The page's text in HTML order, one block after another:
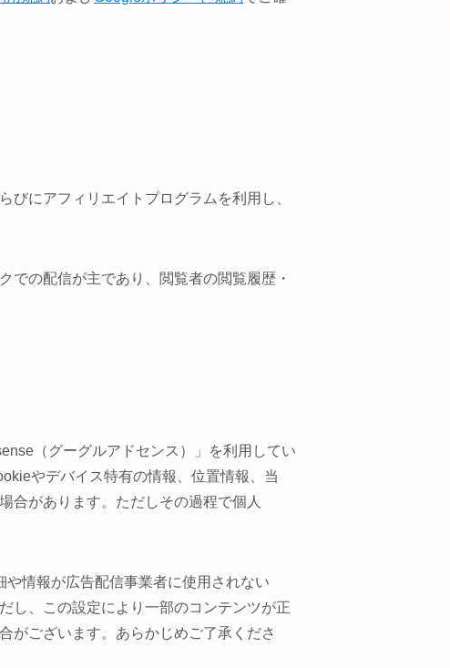
びにアフィリエイトプログラムを利用し、
での配信が主であり、閲覧者の閲覧履歴・
（グーグルアドセンス）」を利用してい
やデバイス特有の情報、位置情報、当
合があります。ただしその過程で個人
情報が広告配信事業者に使用されない
し、この設定により一部のコンテンツが正
がございます。あらかじめご了承くださ